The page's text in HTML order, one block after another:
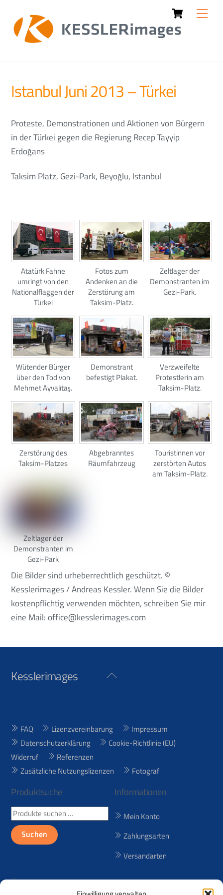
content
Cart
Istanbul Juni 2013 – Türkei
Proteste, Demonstrationen und Aktionen von Bürgern
in der Türkei gegen die Regierung Recep Tayyip
Erdoğans
Taksim Platz, Gezi-Park, Beyoğlu, Istanbul
Atatürk Fahne
umringt von den
Nationalflaggen der
Türkei
Fotos zum
Andenken an die
Zerstörung am
Taksim-Platz.
Zeltlager der
Demonstranten im
Gezi-Park.
Wütender Bürger
über den Tod von
Mehmet Ayvalıtaş.
Demonstrant
befestigt Plakat.
Verzweifelte
Protestlerin am
Taksim-Platz.
Zerstörung des
Taksim-Platzes
Abgebranntes
Räumfahrzeug
Touristinnen vor
zerstörten Autos
am Taksim-Platz.
Zeltlager der
Demonstranten im
Gezi-Park
Die Bilder sind urheberrechtlich geschützt. ©
Kesslerimages / Andreas Kessler. Wenn Sie die Bilder
kostenpflichtig verwenden möchten, schreiben Sie mir
eine Mail: office@kesslerimages.com
Back
Kesslerimages
FAQ Lizenzvereinbarung
Impressum
Datenschutzerklärung
Cookie-Richtlinie (EU)
Widerruf
Referenzen
Zusätzliche Nutzungslizenzen
Fotograf
Produktsuche
Suchen
nach:
Suchen
Informationen
Mein Konto
Zahlungsarten
Versandarten
Über uns